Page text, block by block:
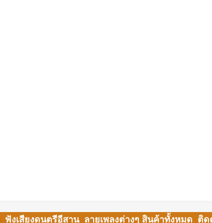
ฟังเสียงดนตรีอีสาน ลายเพลงต่างๆ สินค้าทั้งหมด ติด